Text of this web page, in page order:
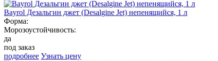
Bayrol Дезальгин джет (Desalgine Jet) непенящийся, 1 л
Форма:
Морозоустойчивость:
да
под заказ
подробнее Узнать цену